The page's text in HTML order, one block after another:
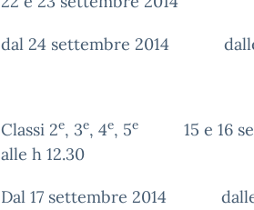
dal 24 settembre 2014 dalle
Classi 2e, 3e, 4e, 5e
15 e 16
alle h 12.30
Dal 17 settembre 2014 dalle